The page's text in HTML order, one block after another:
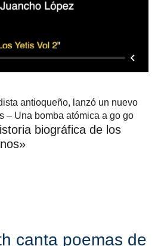
antioqueño, lanzó un nuevo
– Una bomba atómica a go go
biográfica de los
canta poemas de